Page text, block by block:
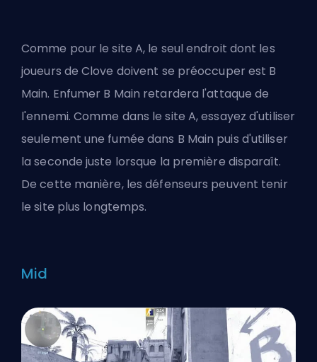
Comme pour le site A, le seul endroit dont les
joueurs de Clove doivent se préoccuper est B
Main. Enfumer B Main retardera l'attaque de
l'ennemi. Comme dans le site A, essayez d'utiliser
seulement une fumée dans B Main puis d'utiliser
la seconde juste lorsque la première disparaît.
De cette manière, les défenseurs peuvent tenir
le site plus longtemps.
Mid